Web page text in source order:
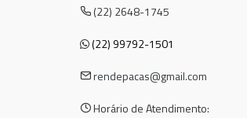
(22) 2648-1745
(22) 99792-1501
rendepacas@gmail.com
Horário de Atendimento: